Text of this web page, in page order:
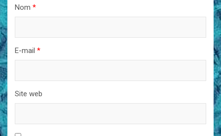
Nom *
E-mail *
Site web